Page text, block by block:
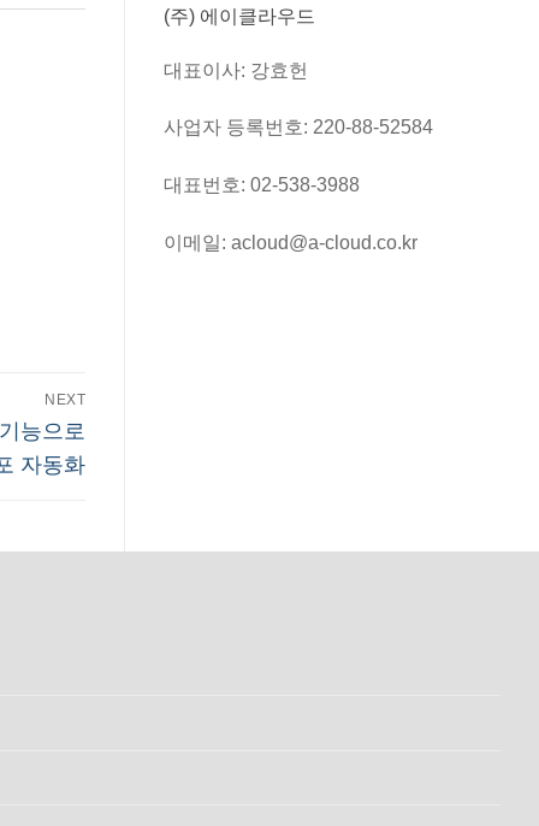
NEXT
능으로
자동화
(주) 에이클라우드
대표이사: 강효헌
사업자 등록번호: 220-88-52584
대표번호: 02-538-3988
이메일: acloud@a-cloud.co.kr